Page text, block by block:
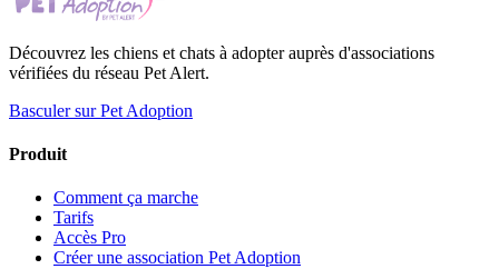
Découvrez les chiens et chats à adopter auprès d'associations
vérifiées du réseau Pet Alert.
Basculer sur Pet Adoption
Produit
Comment ça marche
Tarifs
Accès Pro
Créer une association Pet Adoption